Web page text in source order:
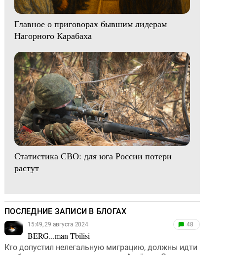
Главное о приговорах бывшим лидерам
Нагорного Карабаха
Статистика СВО: для юга России потери
растут
ПОСЛЕДНИЕ ЗАПИСИ В БЛОГАХ
15:49, 29 августа 2024
BERG...man Tbilisi
48
Кто допустил нелегальную миграцию, должны идти